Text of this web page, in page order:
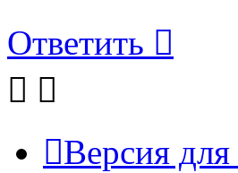
Ответить
Версия для